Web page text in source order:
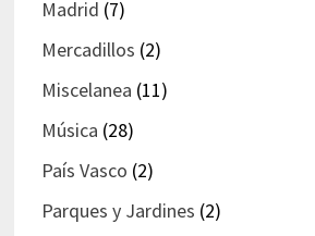
Madrid (7)
Mercadillos (2)
Miscelanea (11)
Música (28)
País Vasco (2)
Parques y Jardines (2)